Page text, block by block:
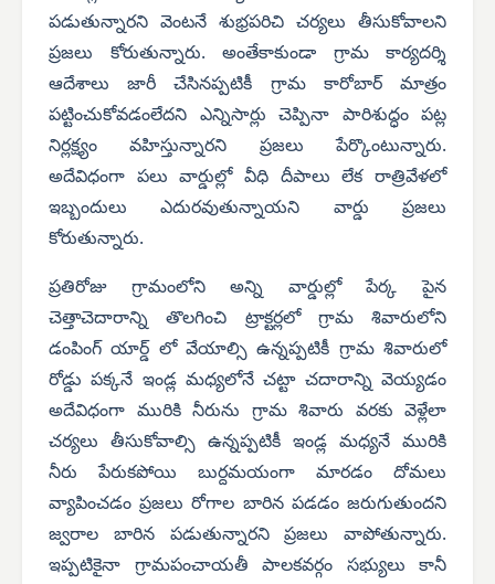
పడుతున్నారని వెంటనే శుభ్రపరిచి చర్యలు తీసుకోవాలని
ప్రజలు కోరుతున్నారు. అంతేకాకుండా గ్రామ కార్యదర్శి
ఆదేశాలు జారీ చేసినప్పటికీ గ్రామ కారోబార్ మాత్రం
పట్టించుకోవడంలేదని ఎన్నిసార్లు చెప్పినా పారిశుద్ధం పట్ల
నిర్లక్ష్యం వహిస్తున్నారని ప్రజలు పేర్కొంటున్నారు.
అదేవిధంగా పలు వార్డుల్లో వీధి దీపాలు లేక రాత్రివేళలో
ఇబ్బందులు ఎదురవుతున్నాయని వార్డు ప్రజలు
కోరుతున్నారు.
ప్రతిరోజు గ్రామంలోని అన్ని వార్డుల్లో పేర్క పైన
చెత్తాచెదారాన్ని తొలగించి ట్రాక్టర్లలో గ్రామ శివారులోని
డంపింగ్ యార్డ్ లో వేయాల్సి ఉన్నప్పటికీ గ్రామ శివారులో
రోడ్డు పక్కనే ఇండ్ల మధ్యలోనే చట్టా చదారాన్ని వెయ్యడం
అదేవిధంగా మురికి నీరును గ్రామ శివారు వరకు వెళ్లేలా
చర్యలు తీసుకోవాల్సి ఉన్నప్పటికీ ఇండ్ల మధ్యనే మురికి
నీరు పేరుకపోయి బుర్దమయంగా మారడం దోమలు
వ్యాపించడం ప్రజలు రోగాల బారిన పడడం జరుగుతుందని
జ్వరాల బారిన పడుతున్నారని ప్రజలు వాపోతున్నారు.
ఇప్పటికైనా గ్రామపంచాయతీ పాలకవర్గం సభ్యులు కానీ